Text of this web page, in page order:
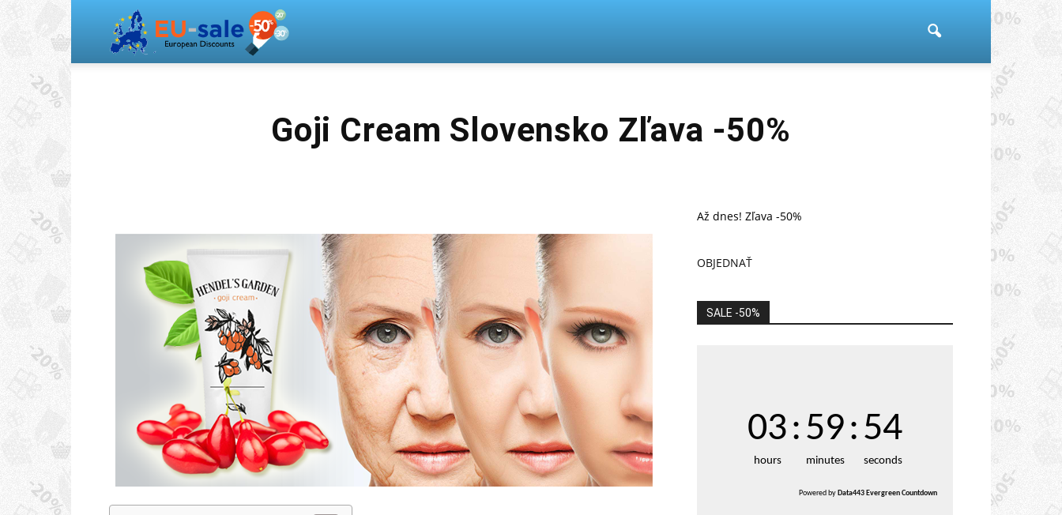
Goji Cream Slovensko Zľava -50%
Až dnes! Zľava -50%
OBJEDNAŤ
SALE -50%
03
hours
:59
minutes
:53
seconds
Powered by Data443 Evergreen Countdown